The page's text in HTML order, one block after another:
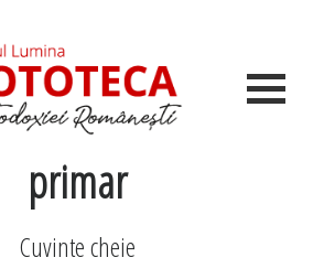
primar
Cuvinte cheie